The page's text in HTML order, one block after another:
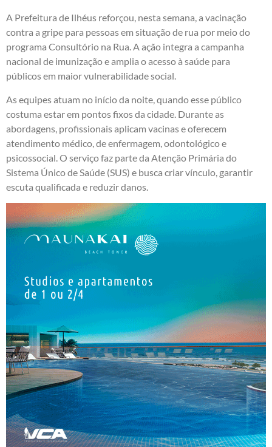
A Prefeitura de Ilhéus reforçou, nesta semana, a vacinação
contra a gripe para pessoas em situação de rua por meio do
programa Consultório na Rua. A ação integra a campanha
nacional de imunização e amplia o acesso à saúde para
públicos em maior vulnerabilidade social.
As equipes atuam no início da noite, quando esse público
costuma estar em pontos fixos da cidade. Durante as
abordagens, profissionais aplicam vacinas e oferecem
atendimento médico, de enfermagem, odontológico e
psicossocial. O serviço faz parte da Atenção Primária do
Sistema Único de Saúde (SUS) e busca criar vínculo, garantir
escuta qualificada e reduzir danos.